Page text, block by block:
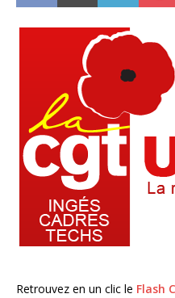
Retrouvez en un clic le Flash